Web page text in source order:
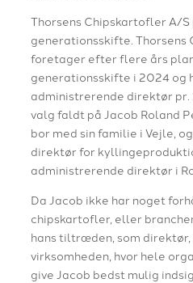
Thorsens Chipskartofler A/
generationsskifte. Thorsens
foretager efter flere års
generationsskifte i 2024 og
administrerende direktør pr.
valg faldt på Jacob Roland
bor med sin familie i Vejle,
direktør for
administrerende direktør i
Da Jacob ikke har noget
chipskartofler, eller
hans tiltræden, som
virksomheden, hvor hele
give Jacob bedst mulig